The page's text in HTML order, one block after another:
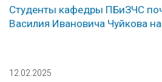
Студенты кафедры ПБиЗЧС
Василия Ивановича Чуйкова
12.02.2025